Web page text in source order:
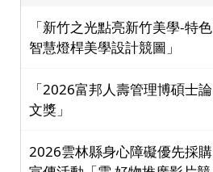
「新竹之光點亮新竹美學-特色
智慧燈桿美學設計競圖」
「2026富邦人壽管理博碩士論
文獎」
2026雲林縣身心障礙優先採購